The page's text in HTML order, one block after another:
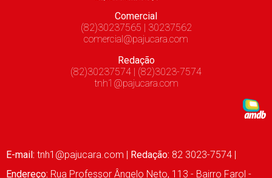
Comercial
(82)30237565 | 30237562
comercial@pajucara.com
Redação
(82)30237574 | (82)3023-7574
tnh1@pajucara.com
E-mail: tnh1@pajucara.com | Redação: 82 3023-7574 |
Endereço: Rua Professor Ângelo Neto, 113 - Bairro Farol -